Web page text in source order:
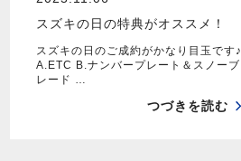
スズキの日の特典がオススメ！
スズキの日のご成約がかなり目玉です♪
A.ETC B.ナンバープレート＆スノーブ
レード …
つづきを読む